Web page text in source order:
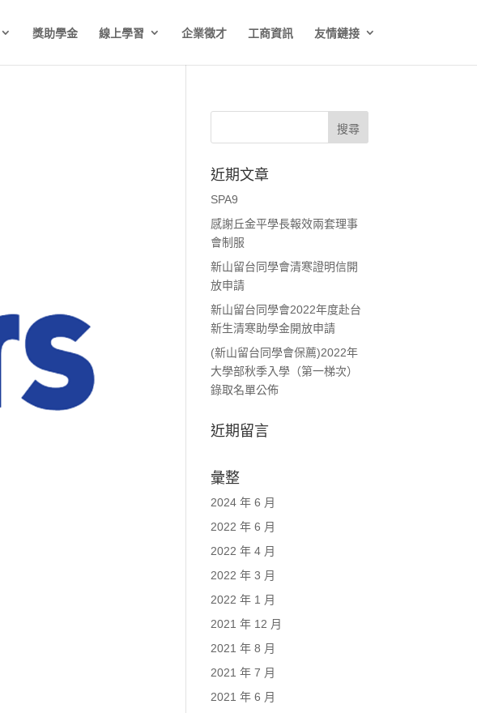
獎助學金 線上學習 企業徵才 工商資訊 友情鏈接
近期文章
SPA9
感謝丘金平學長報效兩套理事
會制服
新山留台同學會清寒證明信開
放申請
新山留台同學會2022年度赴台
新生清寒助學金開放申請
(新山留台同學會保薦)2022年
大學部秋季入學（第一梯次）
錄取名單公佈
近期留言
彙整
2024 年 6 月
2022 年 6 月
2022 年 4 月
2022 年 3 月
2022 年 1 月
2021 年 12 月
2021 年 8 月
2021 年 7 月
2021 年 6 月